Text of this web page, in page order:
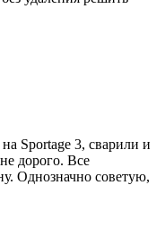
Sportage 3, сварили и
дорого. Все
Однозначно советую,